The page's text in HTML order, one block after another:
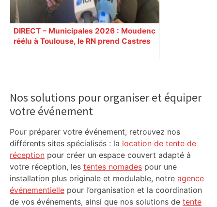
DIRECT – Municipales 2026 : Moudenc
réélu à Toulouse, le RN prend Castres
Sidebar
Nos solutions pour organiser et équiper
votre événement
Pour préparer votre événement, retrouvez nos
différents sites spécialisés : la location de tente de
réception pour créer un espace couvert adapté à
votre réception, les tentes nomades pour une
installation plus originale et modulable, notre agence
événementielle pour l’organisation et la coordination
de vos événements, ainsi que nos solutions de tente